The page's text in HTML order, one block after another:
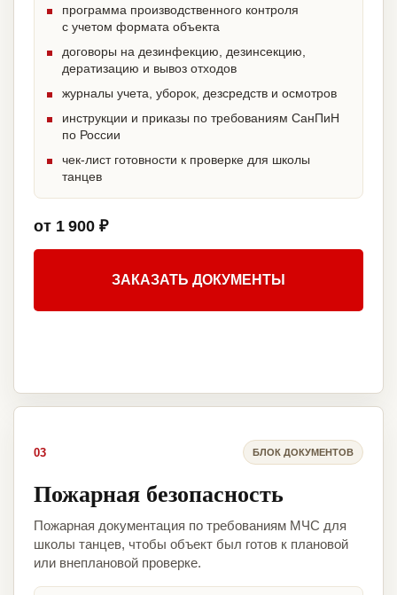
программа производственного контроля
с учетом формата объекта
договоры на дезинфекцию, дезинсекцию,
дератизацию и вывоз отходов
журналы учета, уборок, дезсредств и осмотров
инструкции и приказы по требованиям СанПиН
по России
чек-лист готовности к проверке для школы
танцев
от 1 900 ₽
ЗАКАЗАТЬ ДОКУМЕНТЫ
03 БЛОК ДОКУМЕНТОВ
Пожарная безопасность
Пожарная документация по требованиям МЧС для
школы танцев, чтобы объект был готов к плановой
или внеплановой проверке.